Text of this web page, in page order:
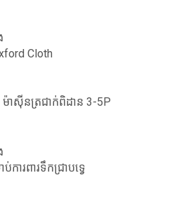
Cloth
ម៉ាស៊ីនត្រជាក់ពិដាន 3-5P
ារពារទឹកជ្រាបទ្វេ